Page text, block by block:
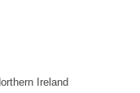
Ireland